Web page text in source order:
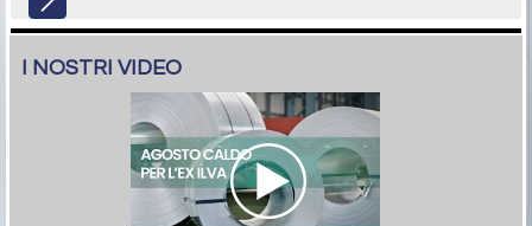
I NOSTRI VIDEO